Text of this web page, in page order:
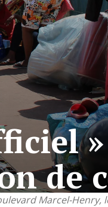
Marcel-Henry,
de